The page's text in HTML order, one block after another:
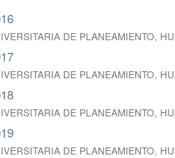
DE PLANEAMIENTO,
DE PLANEAMIENTO,
DE PLANEAMIENTO,
DE PLANEAMIENTO,